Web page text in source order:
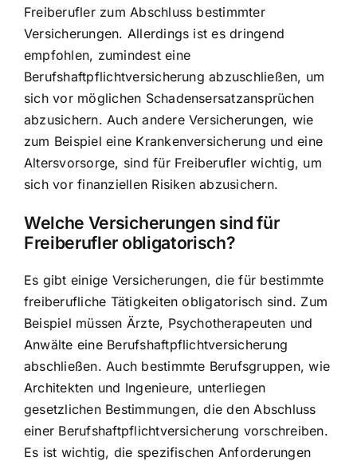
Freiberufler zum Abschluss bestimmter
Versicherungen. Allerdings ist es dringend
empfohlen, zumindest eine
Berufshaftpflichtversicherung abzuschließen, um
sich vor möglichen Schadensersatzansprüchen
abzusichern. Auch andere Versicherungen, wie
zum Beispiel eine Krankenversicherung und eine
Altersvorsorge, sind für Freiberufler wichtig, um
sich vor finanziellen Risiken abzusichern.
Welche Versicherungen sind für
Freiberufler obligatorisch?
Es gibt einige Versicherungen, die für bestimmte
freiberufliche Tätigkeiten obligatorisch sind. Zum
Beispiel müssen Ärzte, Psychotherapeuten und
Anwälte eine Berufshaftpflichtversicherung
abschließen. Auch bestimmte Berufsgruppen, wie
Architekten und Ingenieure, unterliegen
gesetzlichen Bestimmungen, die den Abschluss
einer Berufshaftpflichtversicherung vorschreiben.
Es ist wichtig, die spezifischen Anforderungen